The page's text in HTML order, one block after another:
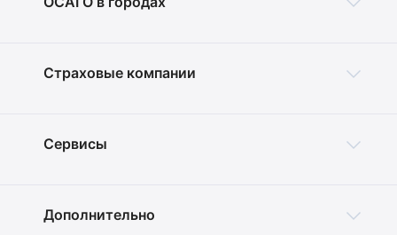
Страховые компании
Сервисы
Дополнительно